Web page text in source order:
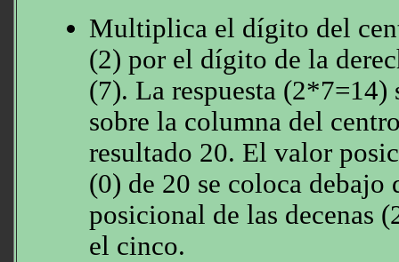
Multiplica el dígito del
(2) por el dígito de la
(7). La respuesta (2*7=14)
sobre la columna del
resultado 20. El valor
(0) de 20 se coloca
posicional de las decenas
el cinco.